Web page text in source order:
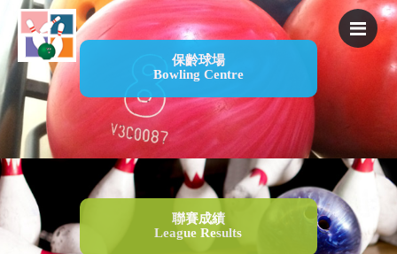
保齡球場
Bowling Centre
聯賽成績
League Results